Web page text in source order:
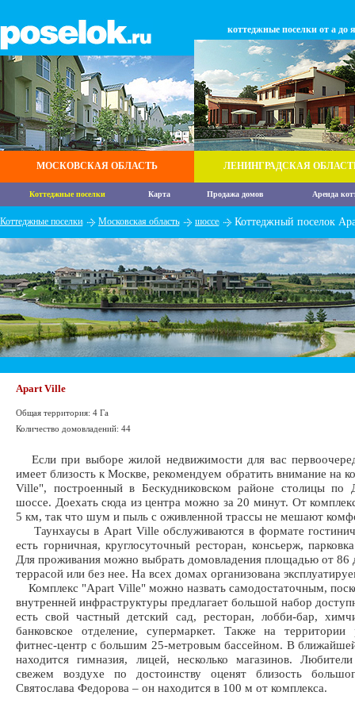
МОСКОВСКАЯ ОБЛАСТЬ
коттеджные поселки от а до я
ЛЕНИНГРАДСКАЯ
Коттеджные поселки Карта Продажа домов Аренда
Коттеджные поселки Московская область шоссе Коттеджный поселок
Apart Ville
Общая территория: 4 Га
Количество домовладений: 44
Если при выборе жилой недвижимости для вас
имеет близость к Москве, рекомендуем обратить внимание на
Ville", построенный в Бескудниковском районе столицы по
шоссе. Доехать сюда из центра можно за 20 минут. От
5 км, так что шум и пыль с оживленной трассы не мешают
Таунхаусы в Apart Ville обслуживаются в формате
есть горничная, круглосуточный ресторан, консьерж,
Для проживания можно выбрать домовладения площадью от 86
террасой или без нее. На всех домах организована
Комплекс "Apart Ville" можно назвать самодостаточным,
внутренней инфраструктуры предлагает большой набор
есть свой частный детский сад, ресторан, лобби-бар,
банковское отделение, супермаркет. Также на территории
фитнес-центр с большим 25-метровым бассейном. В
находится гимназия, лицей, несколько магазинов.
свежем воздухе по достоинству оценят близость
Святослава Федорова – он находится в 100 м от комплекса.